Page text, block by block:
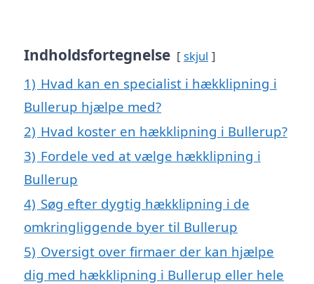
Indholdsfortegnelse skjul
1) Hvad kan en specialist i hækklipning i
Bullerup hjælpe med?
2) Hvad koster en hækklipning i Bullerup?
3) Fordele ved at vælge hækklipning i
Bullerup
4) Søg efter dygtig hækklipning i de
omkringliggende byer til Bullerup
5) Oversigt over firmaer der kan hjælpe
dig med hækklipning i Bullerup eller hele